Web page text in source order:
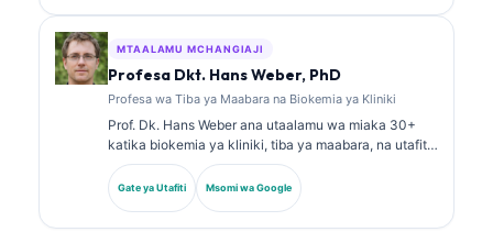
MTAALAMU MCHANGIAJI
Profesa Dkt. Hans Weber, PhD
Profesa wa Tiba ya Maabara na Biokemia ya Kliniki
Prof. Dk. Hans Weber ana utaalamu wa miaka 30+
katika biokemia ya kliniki, tiba ya maabara, na utafiti
wa viashiria vya kiafya (biomarkers). Aliwahi kuwa
Rais wa zamani wa Jumuiya ya Ujerumani ya Kemia
ya Kliniki, na anajikita katika uchambuzi wa paneli za
Gate ya Utafiti Msomi wa Google